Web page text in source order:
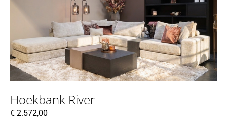
Hoekbank River
€ 2.572,00